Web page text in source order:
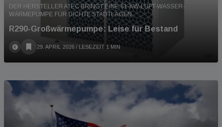
DER HERSTELLER ATEC BRINGT EINE 61-KW-LUFT-WASSER-
WÄRMEPUMPE FÜR DICHTE STADTLAGEN.
R290-Großwärmepumpe: Leise für Bestand
29. APRIL 2026 / LESEZEIT 1 MIN